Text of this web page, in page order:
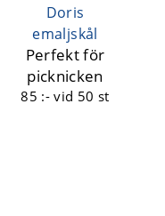
Doris
emaljskål
Perfekt för
picknicken
85 :-vid 50 st